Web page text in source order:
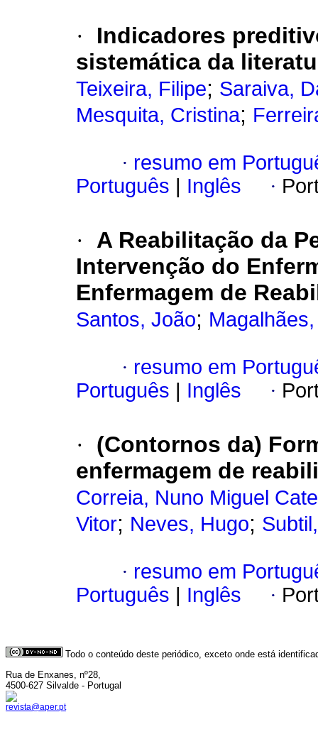
·
Indicadores
sistemática da
Teixeira, Filipe; Saraiva,
Mesquita, Cristina;
· resumo em
Português
Inglês ·
·
A Reabilitação da
Intervenção do
Enfermagem de
Santos, João;
· resumo em
Português
Inglês ·
·
(Contornos da)
enfermagem de
Correia, Nuno Miguel
Vitor; Neves, Hugo;
· resumo em
Português
Inglês ·
Todo o conteúdo deste periódico, exceto onde está
Rua de Enxanes, nº28,
4500-627 Silvalde - Portugal
revista@aper.pt